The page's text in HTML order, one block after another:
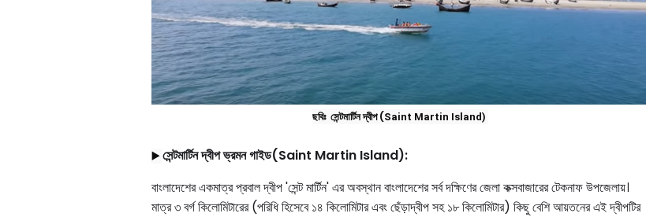
ছবিঃ  সেন্টমার্টিন দ্বীপ (Saint Martin Island)
▶️ সেন্টমার্টিন দ্বীপ ভ্রমন গাইড(Saint Martin Island):
বাংলাদেশের একমাত্র প্রবাল দ্বীপ'সেন্ট মার্টিন'এর অবস্থান বাংলাদেশের সর্ব দক্ষিণের জেলা কক্সবাজারের টেকনাফ উপজেলায়।
মাত্র ৩ বর্গ কিলোমিটারের (পরিধি হিসেবে ১৪ কিলোমিটার এবং ছেঁড়াদ্বীপ সহ ১৮ কিলোমিটার) কিছু বেশি আয়তনের এই দ্বীপটির